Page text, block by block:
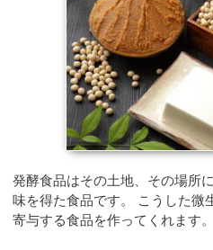
発酵食品はその土地、その場所
味を得た食品です。 こうした微
寄与する食品を作ってくれます。